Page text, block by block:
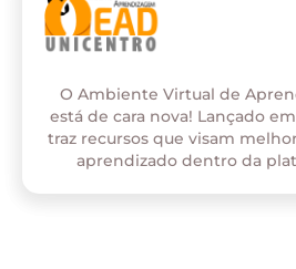
O Ambiente Virtual de
está de cara nova! Lançado
traz recursos que visam
aprendizado dentro da